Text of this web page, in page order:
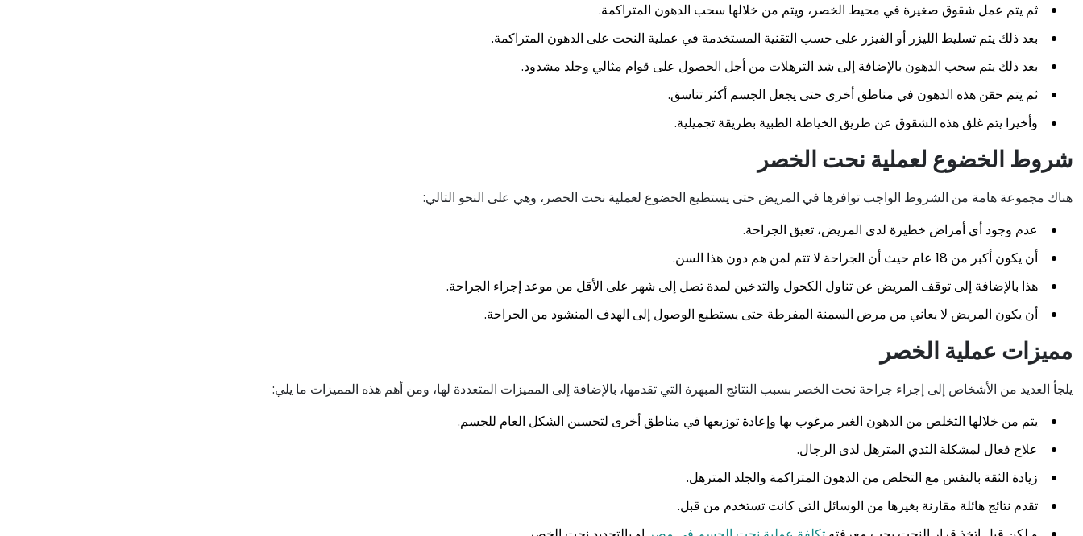
ثم يتم عمل شقوق صغيرة في محيط الخصر، ويتم من خلالها سحب الدهون المتراكمة.
بعد ذلك يتم تسليط الليزر أو الفيزر على حسب التقنية المستخدمة في عملية النحت على الدهون المتراكمة.
بعد ذلك يتم سحب الدهون بالإضافة إلى شد الترهلات من أجل الحصول على قوام مثالي وجلد مشدود.
ثم يتم حقن هذه الدهون في مناطق أخرى حتى يجعل الجسم أكثر تناسق.
وأخيرا يتم غلق هذه الشقوق عن طريق الخياطة الطبية بطريقة تجميلية.
شروط الخضوع لعملية نحت الخصر
هناك مجموعة هامة من الشروط الواجب توافرها في المريض حتى يستطيع الخضوع لعملية نحت الخصر، وهي على النحو التالي:
عدم وجود أي أمراض خطيرة لدى المريض، تعيق الجراحة.
أن يكون أكبر من 18 عام حيث أن الجراحة لا تتم لمن هم دون هذا السن.
هذا بالإضافة إلى توقف المريض عن تناول الكحول والتدخين لمدة تصل إلى شهر على الأقل من موعد إجراء الجراحة.
أن يكون المريض لا يعاني من مرض السمنة المفرطة حتى يستطيع الوصول إلى الهدف المنشود من الجراحة.
مميزات عملية الخصر
يلجأ العديد من الأشخاص إلى إجراء جراحة نحت الخصر بسبب النتائج المبهرة التي تقدمها، بالإضافة إلى المميزات المتعددة لها، ومن أهم هذه المميزات ما يلي:
يتم من خلالها التخلص من الدهون الغير مرغوب بها وإعادة توزيعها في مناطق أخرى لتحسين الشكل العام للجسم.
علاج فعال لمشكلة الثدي المترهل لدى الرجال.
زيادة الثقة بالنفس مع التخلص من الدهون المتراكمة والجلد المترهل.
تقدم نتائج هائلة مقارنة بغيرها من الوسائل التي كانت تستخدم من قبل.